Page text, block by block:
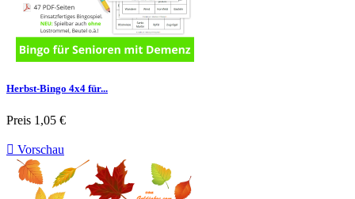
Herbst-Bingo 4x4 für...
Preis 1,05 €
 Vorschau